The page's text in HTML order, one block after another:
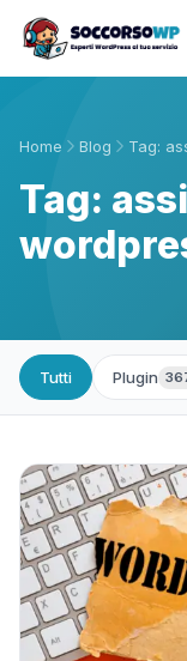
Home Blog Tag:
Tag:
Tutti Plugin